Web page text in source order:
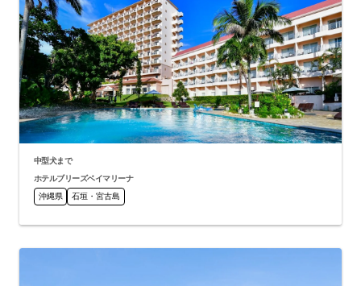
中型犬まで
ホテルブリーズベイマリーナ
沖縄県
石垣・宮古島